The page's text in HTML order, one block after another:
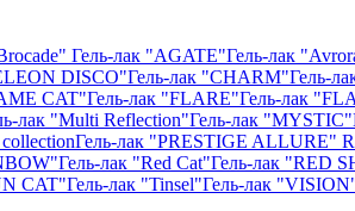
Гель-лак "AGATE"Гель-лак
DISCO"Гель-лак "CHARM"Гель-
CAT"Гель-лак "FLARE"Гель-лак
лак "Multi Reflection"Гель-лак "MYSTIC"
Гель-лак "PRESTIGE ALLURE"
Гель-лак "Red Cat"Гель-лак "RED
CAT"Гель-лак "Tinsel"Гель-лак